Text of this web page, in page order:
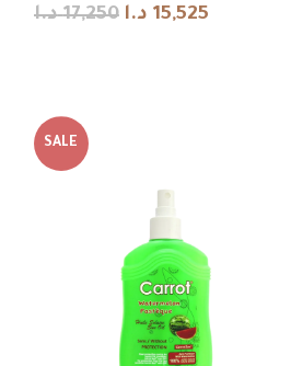
17,250 د.ا 15,525 د.ا
SALE